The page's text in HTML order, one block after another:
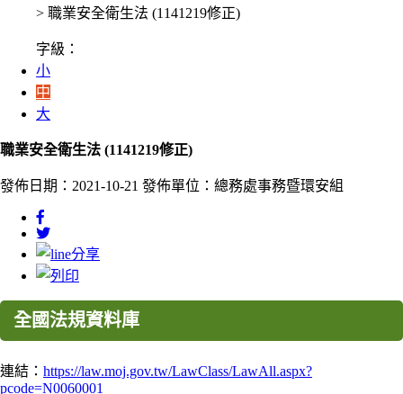
> 職業安全衛生法 (1141219修正)
字級：
小
中
大
職業安全衛生法 (1141219修正)
發佈日期：2021-10-21 發佈單位：總務處事務暨環安組
全國法規資料庫
連結： https://law.moj.gov.tw/LawClass/LawAll.aspx?
pcode=N0060001